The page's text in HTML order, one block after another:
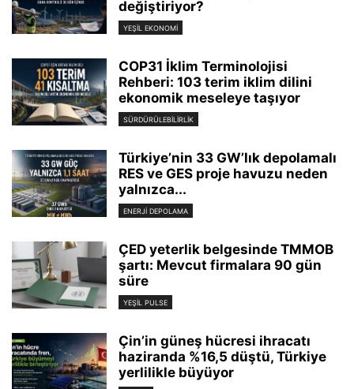
değiştiriyor?
YEŞIL EKONOMI
COP31 İklim Terminolojisi
Rehberi: 103 terim iklim dilini
ekonomik meseleye taşıyor
SÜRDÜRÜLEBILIRLIK
Türkiye’nin 33 GW’lık depolamalı
RES ve GES proje havuzu neden
yalnızca...
ENERJI DEPOLAMA
ÇED yeterlik belgesinde TMMOB
şartı: Mevcut firmalara 90 gün
süre
YEŞIL PULSE
Çin’in güneş hücresi ihracatı
haziranda %16,5 düştü, Türkiye
yerlilikle büyüyor